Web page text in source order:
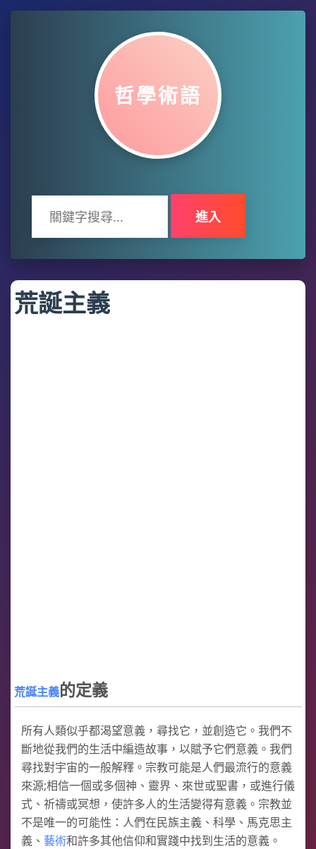
哲學術語
進入
荒誕主義
荒誕主義的定義
所有人類似乎都渴望意義，尋找它，並創造它。我們不
斷地從我們的生活中編造故事，以賦予它們意義。我們
尋找對宇宙的一般解釋。宗教可能是人們最流行的意義
來源;相信一個或多個神、靈界、來世或聖書，或進行儀
式、祈禱或冥想，使許多人的生活變得有意義。宗教並
不是唯一的可能性：人們在民族主義、科學、馬克思主
義、 藝術和許多其他信仰和實踐中找到生活的意義。